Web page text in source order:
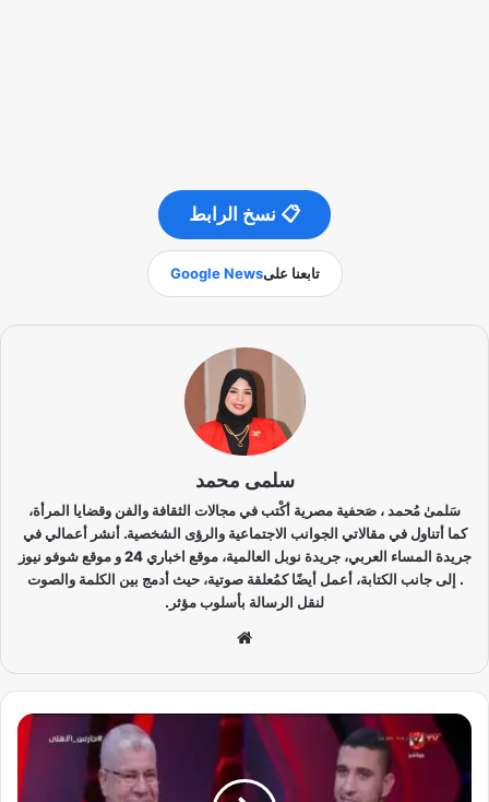
📋 نسخ الرابط
تابعنا علىGoogle News
سلمى محمد
سَلمىٰ مُحمد ، صَحفية مصرية أكْتب في مجالات الثقافة والفن وقضايا المرأة،
كما أتناول في مقالاتي الجوانب الاجتماعية والرؤى الشخصية. أنشر أعمالي في
جريدة المساء العربي، جريدة نوبل العالمية، موقع اخباري 24 و موقع شوفو نيوز
. إلى جانب الكتابة، أعمل أيضًا كمُعلقة صوتية، حيث أدمج بين الكلمة والصوت
لنقل الرسالة بأسلوب مؤثر.
الوي
ب
ش
ب